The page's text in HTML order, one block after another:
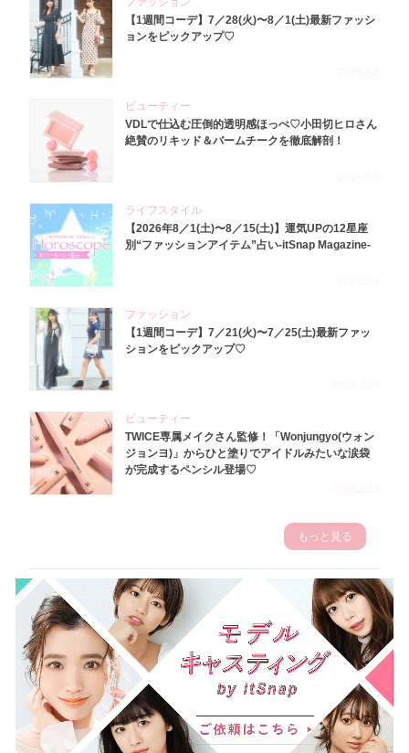
【1週間コーデ】7／28(火)〜8／1(土)最新ファッシ
ョンをピックアップ♡
ビューティー
VDLで仕込む圧倒的透明感ほっぺ♡小田切ヒロさん
絶賛のリキッド＆バームチークを徹底解剖！
ライフスタイル
【2026年8／1(土)〜8／15(土)】運気UPの12星座
別“ファッションアイテム”占い-itSnap Magazine-
ファッション
【1週間コーデ】7／21(火)〜7／25(土)最新ファッ
ションをピックアップ♡
ビューティー
TWICE専属メイクさん監修！「Wonjungyo(ウォン
ジョンヨ)」からひと塗りでアイドルみたいな涙袋
が完成するペンシル登場♡
もっと見る